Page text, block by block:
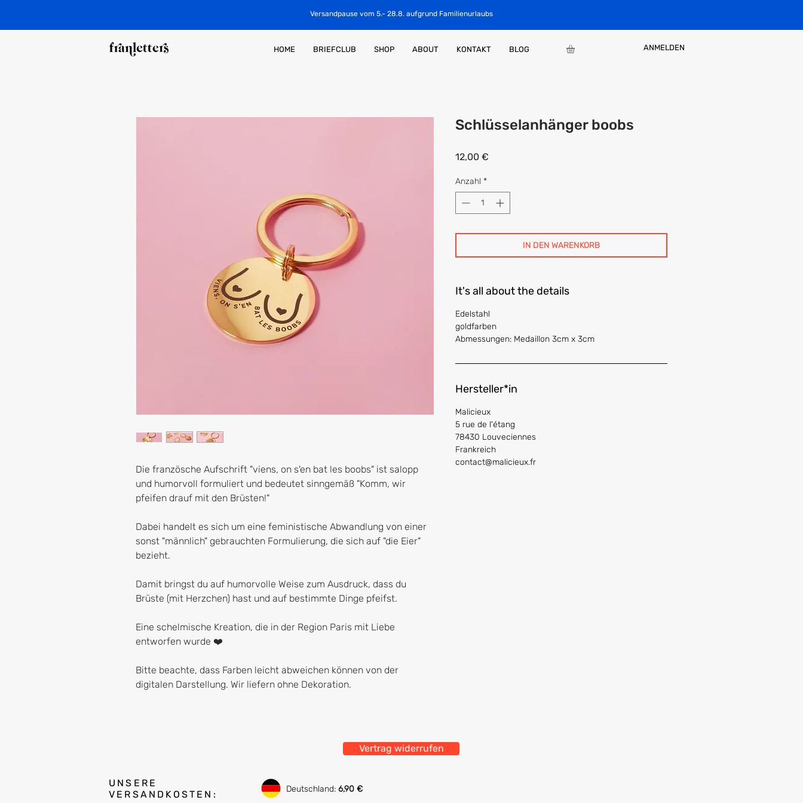
Versandpause vom 5.- 28.8. aufgrund Familienurlaubs
HOME BRIEFCLUB SHOP ABOUT KONTAKT BLOG ANMELDEN
Die französche Aufschrift "viens, on s'en bat les boobs" ist salopp
und humorvoll formuliert und bedeutet sinngemäß "Komm, wir
pfeifen drauf mit den Brüsten!"
Dabei handelt es sich um eine feministische Abwandlung von einer
sonst "männlich" gebrauchten Formulierung, die sich auf "die Eier"
bezieht.
Damit bringst du auf humorvolle Weise zum Ausdruck, dass du
Brüste (mit Herzchen) hast und auf bestimmte Dinge pfeifst.
Eine schelmische Kreation, die in der Region Paris mit Liebe
entworfen wurde ❤️
Bitte beachte, dass Farben leicht abweichen können von der
digitalen Darstellung. Wir liefern ohne Dekoration.
Schlüsselanhänger boobs
12,00 €
Anzahl *
IN DEN WARENKORB
It's all about the details
Edelstahl
goldfarben
Abmessungen: Medaillon 3cm x 3cm
Hersteller*in
Malicieux
5 rue de l'étang
78430 Louveciennes
Frankreich
contact@malicieux.fr
Vertrag widerrufen
UNSERE
VERSANDKOSTEN:
Deutschland: 6,90 €